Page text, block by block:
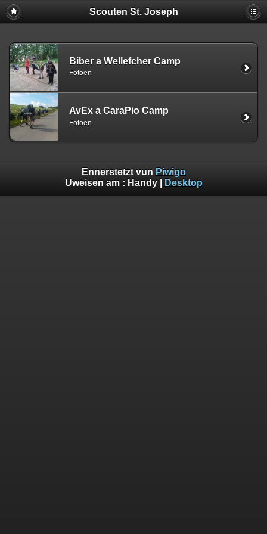
Scouten St. Joseph
Biber a Wellefcher Camp
Fotoen
AvEx a CaraPio Camp
Fotoen
Ennerstetzt vun Piwigo
Uweisen am : Handy| Desktop